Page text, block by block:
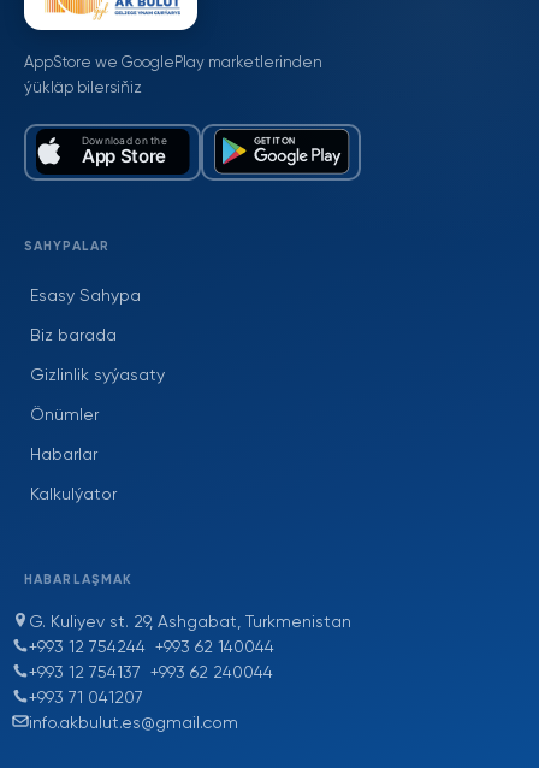
AppStore we GooglePlay marketlerinden
ýükläp bilersiňiz
SAHYPALAR
Esasy Sahypa
Biz barada
Gizlinlik syýasaty
Önümler
Habarlar
Kalkulýator
HABARLAŞMAK
G. Kuliyev st. 29, Ashgabat, Turkmenistan
+993 12 754244 +993 62 140044
+993 12 754137 +993 62 240044
+993 71 041207
info.akbulut.es@gmail.com